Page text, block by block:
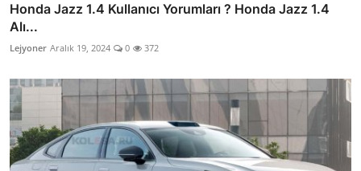
Honda Jazz 1.4 Kullanıcı Yorumları ? Honda Jazz 1.4
Alı...
Lejyoner Aralık 19, 2024 0 372